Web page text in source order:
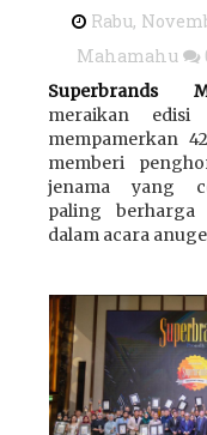
Rabu,
Mahamahu
Superbrands
meraikan edisi
mempamerkan
memberi
jenama yang
paling berharga
dalam acara